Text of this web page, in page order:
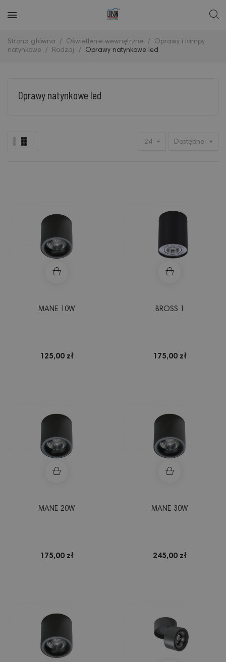
Strona główna Oświetlenie wewnętrzne
Oprawy i lampy
natynkowe
Rodzaj Oprawy natynkowe led
Oprawy natynkowe led
24 Dostępne
MANE 10W
125,00 zł
BROSS 1
175,00 zł
MANE 20W
175,00 zł
MANE 30W
245,00 zł